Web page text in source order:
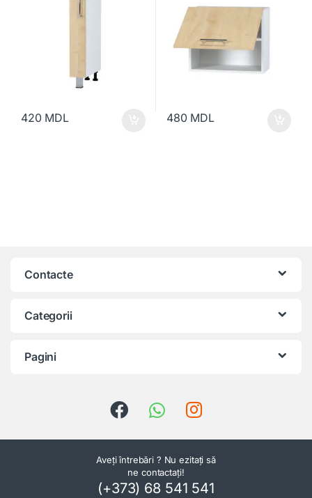
420 MDL 480 MDL
Contacte
Categorii
Pagini
Aveți întrebări ? Nu ezitați să
ne contactați!
(+373) 68 541 541